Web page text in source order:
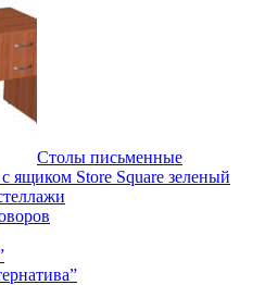
Столы письменные